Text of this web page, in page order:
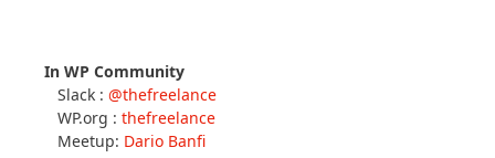
In WP Community
Slack : @thefreelance
WP.org : thefreelance
Meetup: Dario Banfi